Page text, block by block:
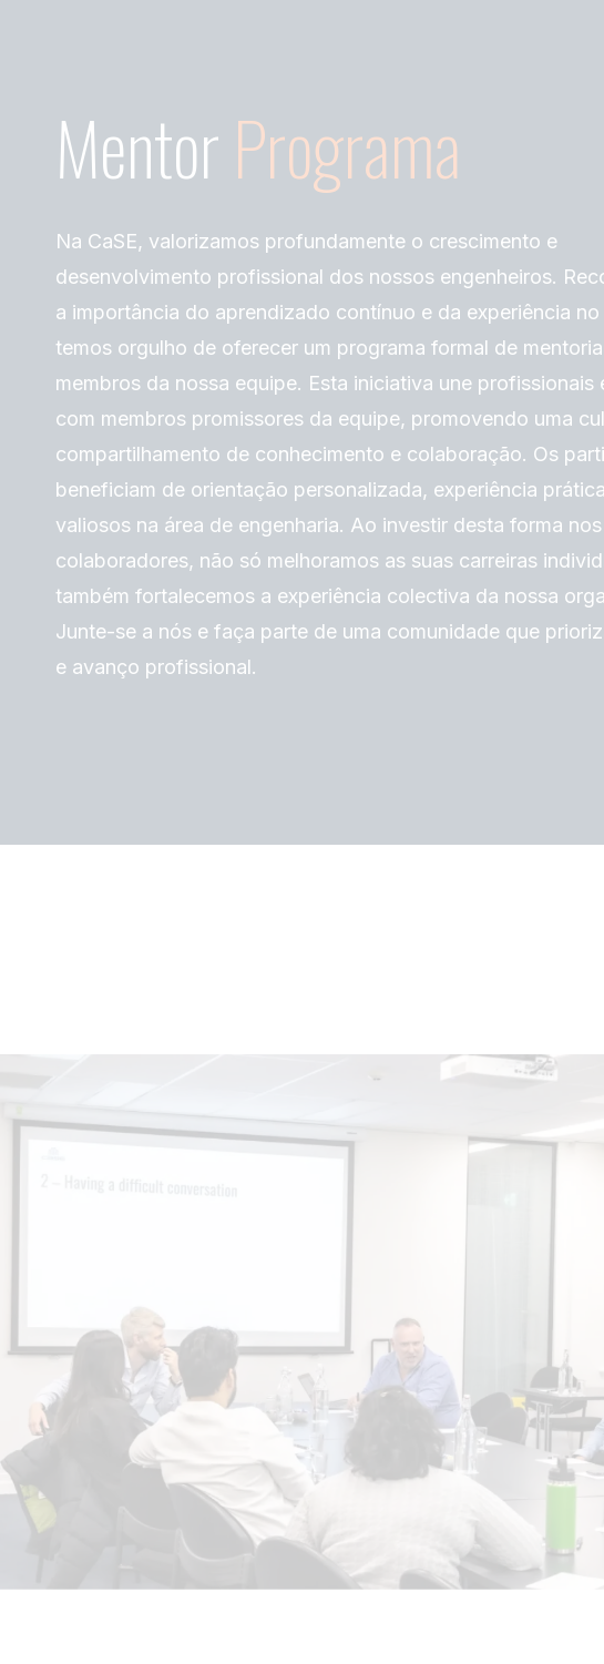
MentorPrograma
Na CaSE, valorizamos profundamente o crescimento e
desenvolvimento profissional dos nossos engenheiros.
a importância do aprendizado contínuo e da experiência no
temos orgulho de oferecer um programa formal de
membros da nossa equipe. Esta iniciativa une profissionais
com membros promissores da equipe, promovendo uma
compartilhamento de conhecimento e colaboração. Os
beneficiam de orientação personalizada, experiência
valiosos na área de engenharia. Ao investir desta forma
colaboradores, não só melhoramos as suas carreiras
também fortalecemos a experiência colectiva da nossa
Junte-se a nós e faça parte de uma comunidade que
e avanço profissional.